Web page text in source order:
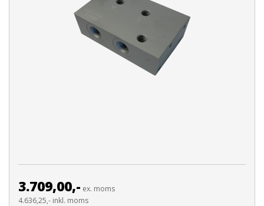
3.709,00,- ex. moms
4.636,25,- inkl. moms